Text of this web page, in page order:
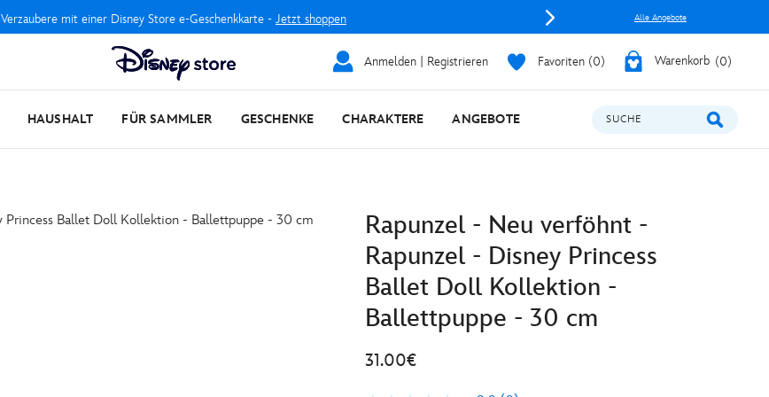
Verzaubere mit einer Disney Store e-Geschenkkarte - Jetzt shoppen Alle Angebote
Anmelden | Registrieren Favoriten 0 Warenkorb 0
HAUSHALT FÜR SAMMLER GESCHENKE CHARAKTERE ANGEBOTE SUCHE
Rapunzel - Neu verföhnt -
Rapunzel - Disney Princess
Ballet Doll Kollektion -
Ballettpuppe - 30 cm
31.00€